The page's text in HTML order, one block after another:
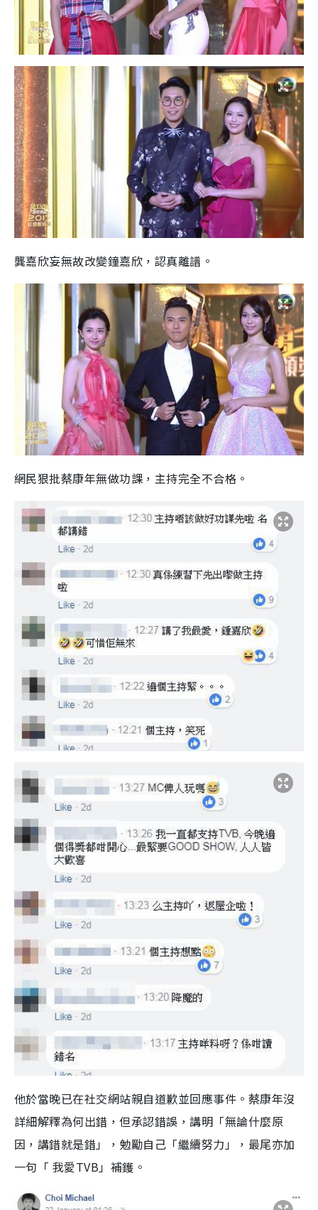
龔嘉欣妄無故改變鐘嘉欣，認真離譜。
網民狠批蔡康年無做功課，主持完全不合格。
他於當晚已在社交網站親自道歉並回應事件。蔡康年沒
詳細解釋為何出錯，但承認錯誤，講明「無論什麼原
因，講錯就是錯」，勉勵自己「繼續努力」，最尾亦加
一句「 我愛TVB」補鑊。